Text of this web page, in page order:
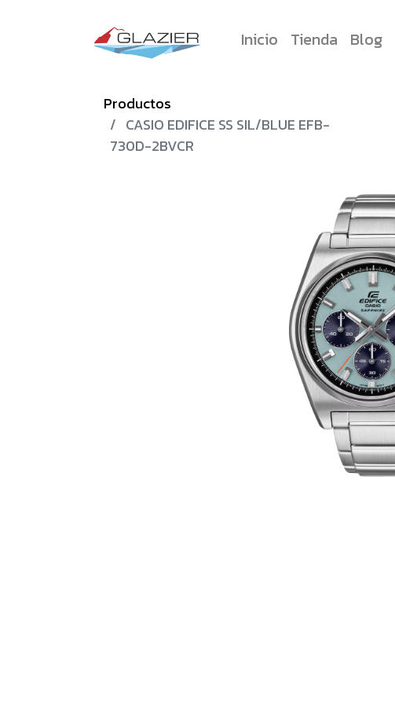
Inicio Tienda Blog
Productos
CASIO EDIFICE SS SIL/BLUE EFB-
730D-2BVCR